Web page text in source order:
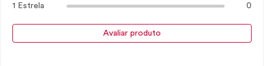
1 Estrela
0
Avaliar produto